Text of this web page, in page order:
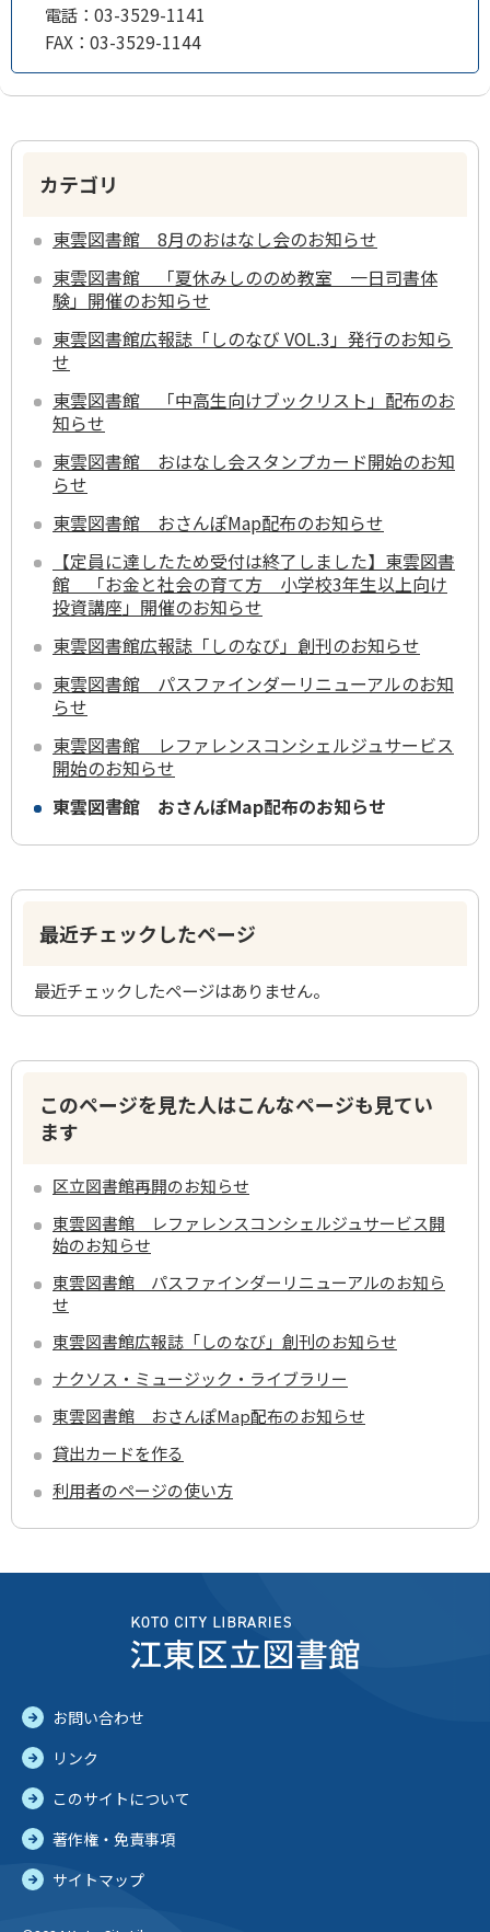
電話： 03-3529-1141
FAX： 03-3529-1144
カテゴリ
東雲図書館 8月のおはなし会のお知らせ
東雲図書館 「夏休みしののめ教室 一日司書体
験」開催のお知らせ
東雲図書館広報誌「しのなび VOL.3」発行のお知ら
せ
東雲図書館 「中高生向けブックリスト」配布のお
知らせ
東雲図書館 おはなし会スタンプカード開始のお知
らせ
東雲図書館 おさんぽMap配布のお知らせ
【定員に達したため受付は終了しました】東雲図書
館 「お金と社会の育て方 小学校3年生以上向け
投資講座」開催のお知らせ
東雲図書館広報誌「しのなび」創刊のお知らせ
東雲図書館 パスファインダーリニューアルのお知
らせ
東雲図書館 レファレンスコンシェルジュサービス
開始のお知らせ
東雲図書館 おさんぽMap配布のお知らせ
最近チェックしたページ
最近チェックしたページはありません。
このページを見た人はこんなページも見てい
ます
区立図書館再開のお知らせ
東雲図書館 レファレンスコンシェルジュサービス開
始のお知らせ
東雲図書館 パスファインダーリニューアルのお知ら
せ
東雲図書館広報誌「しのなび」創刊のお知らせ
ナクソス・ミュージック・ライブラリー
東雲図書館 おさんぽMap配布のお知らせ
貸出カードを作る
利用者のページの使い方
お問い合わせ
リンク
このサイトについて
著作権・免責事項
サイトマップ